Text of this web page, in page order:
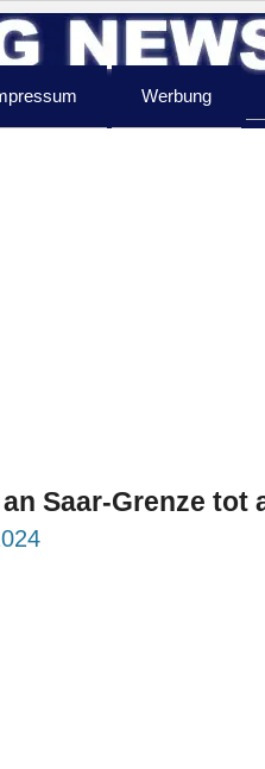
Werbung
Saar-Grenze tot